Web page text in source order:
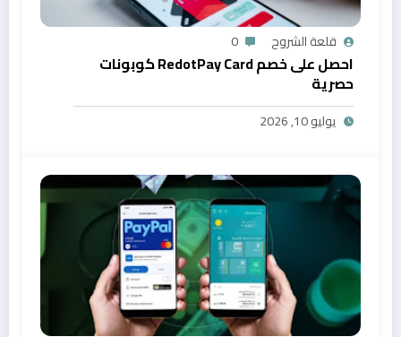
قلعة الشروح 0
احصل على خصم RedotPay Card كوبونات
حصرية
يوليو 10, 2026